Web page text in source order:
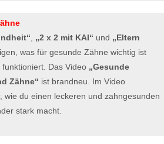
, „2 x 2 mit KAI“ und „Eltern
was für gesunde Zähne wichtig ist
Das Video „Gesunde
Zähne“ ist brandneu. Im Video
wie du einen leckeren und zahngesunden
stark macht.